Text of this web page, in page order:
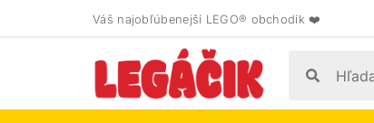
Váš najobľúbenejší LEGO® obchodík ❤️